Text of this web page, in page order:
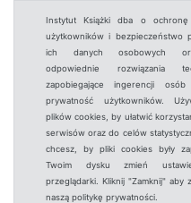
Instytut Książki dba o ochronę
użytkowników i bezpieczeństwo
ich danych osobowych
odpowiednie rozwiązania
zapobiegające ingerencji
prywatność użytkowników.
plików cookies, by ułatwić
serwisów oraz do celów
chcesz, by pliki cookies były
Twoim dysku zmień
przeglądarki. Kliknij "Zamknij" aby
naszą politykę prywatności.